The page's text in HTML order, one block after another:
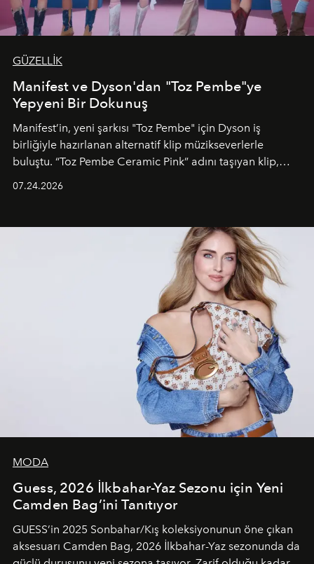
GÜZELLİK
Manifest ve Dyson'dan "Toz Pembe"ye
Yepyeni Bir Dokunuş
Manifest’in, yeni şarkısı "Toz Pembe" için Dyson iş
birliğiyle hazırlanan alternatif klip müzikseverlerle
buluştu. “Toz Pembe Ceramic Pink” adını taşıyan klip,
unsurlarından biri olarak öne çıkıyor.
07.24.2026
MODA
Guess, 2026 İlkbahar-Yaz Sezonu için Yeni
Camden Bag’ini Tanıtıyor
GUESS’in 2025 Sonbahar/Kış koleksiyonunun öne çıkan
aksesuarı Camden Bag, 2026 İlkbahar-Yaz sezonunda da